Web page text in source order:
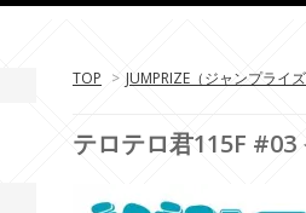
TOP > JUMPRIZE（ジャンプライ
テロテロ君115F #03